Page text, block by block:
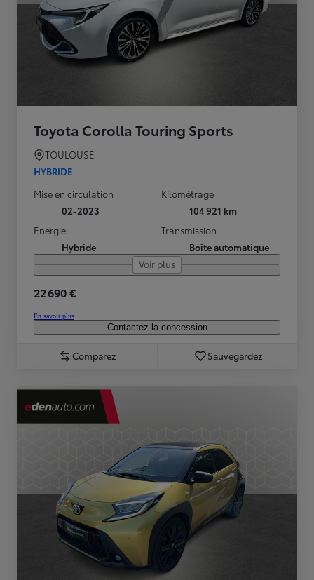
Toyota Corolla Touring Sports
TOULOUSE
HYBRIDE
Mise en circulation
02-2023
Kilométrage
104 921 km
Energie
Hybride
Transmission
Boîte automatique
Voir plus
22 690 €
En savoir plus
Contactez la concession
Comparez Sauvegardez